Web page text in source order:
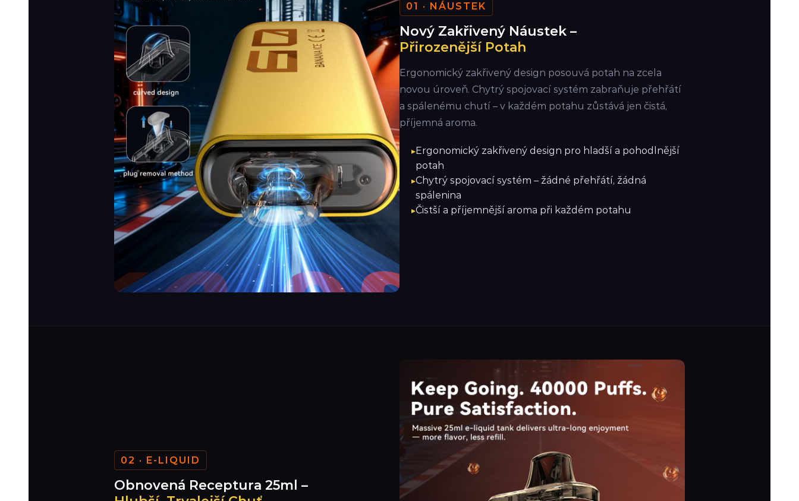
01 · NÁUSTEK
Nový Zakřivený Náustek –
Přirozenější Potah
Ergonomický zakřivený design posouvá potah na zcela
novou úroveň. Chytrý spojovací systém zabraňuje přehřátí
a spálenému chutí – v každém potahu zůstává jen čistá,
příjemná aroma.
Ergonomický zakřivený design pro hladší a pohodlnější
potah
Chytrý spojovací systém – žádné přehřátí, žádná
spálenina
Čistší a příjemnější aroma při každém potahu
02 · E-LIQUID
Obnovená Receptura 25ml –